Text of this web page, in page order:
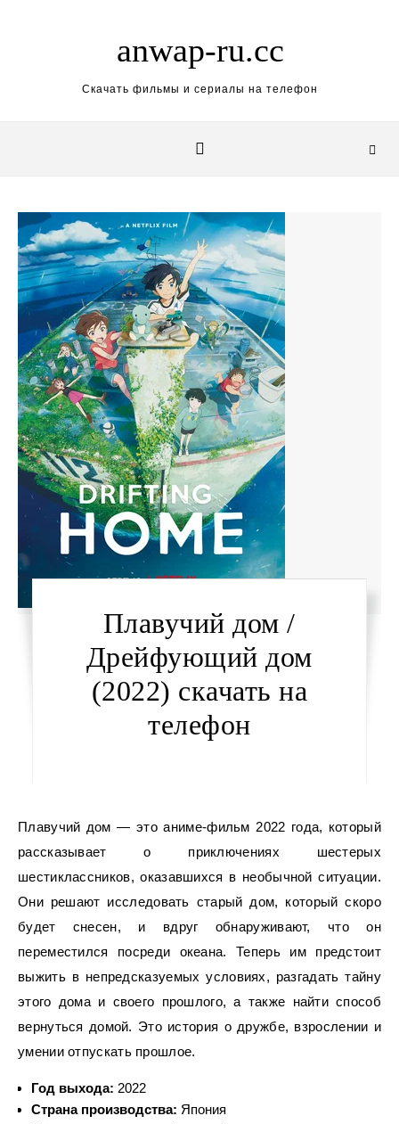
anwap-ru.cc
Скачать фильмы и сериалы на телефон
Плавучий дом /
Дрейфующий дом
(2022) скачать на
телефон
Плавучий дом — это аниме-фильм 2022 года, который
рассказывает о приключениях шестерых
шестиклассников, оказавшихся в необычной ситуации.
Они решают исследовать старый дом, который скоро
будет снесен, и вдруг обнаруживают, что он
переместился посреди океана. Теперь им предстоит
выжить в непредсказуемых условиях, разгадать тайну
этого дома и своего прошлого, а также найти способ
вернуться домой. Это история о дружбе, взрослении и
умении отпускать прошлое.
Год выхода: 2022
Страна производства: Япония